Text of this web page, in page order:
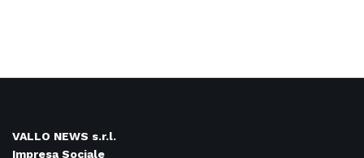
VALLO NEWS s.r.l.
Impresa Sociale